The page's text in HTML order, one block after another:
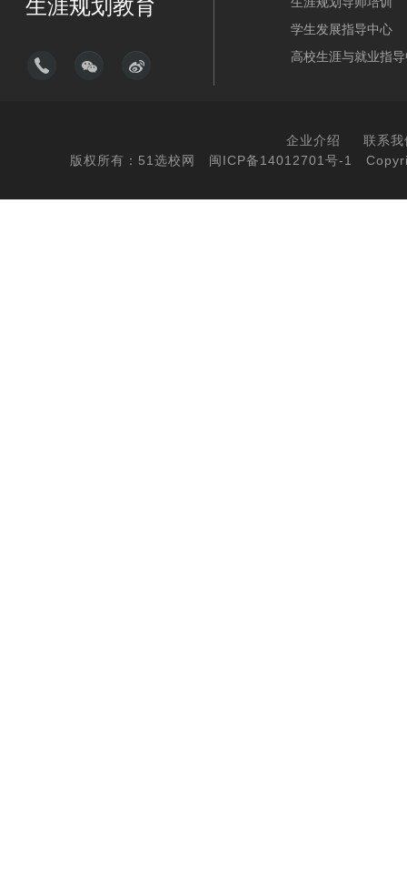
生涯规划教育
学生发展指导中心
高校生涯与就业指
企业介绍
联系我
版权所有：51选校网
闽ICP备14012701号-1